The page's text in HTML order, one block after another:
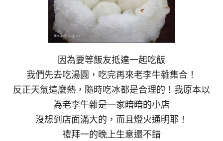
因為要等飯友抵達一起吃飯
我們先去吃湯圓，吃完再來老李牛雜集合！
反正天氣這麼熱，隨時吃冰都是合理的！我原本以
為老李牛雜是一家暗暗的小店
沒想到店面滿大的，而且燈火通明耶！
禮拜一的晚上生意還不錯